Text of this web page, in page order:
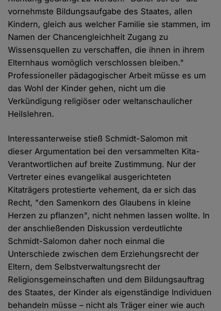
vornehmste Bildungsaufgabe des Staates, allen
Kindern, gleich aus welcher Familie sie stammen, im
Namen der Chancengleichheit Zugang zu
Wissensquellen zu verschaffen, die ihnen in ihrem
Elternhaus womöglich verschlossen bleiben."
Professioneller pädagogischer Arbeit müsse es um
das Wohl der Kinder gehen, nicht um die
Verkündigung religiöser oder weltanschaulicher
Heilslehren.
Interessanterweise stieß Schmidt-Salomon mit
dieser Argumentation bei den versammelten Kita-
Verantwortlichen auf breite Zustimmung. Nur der
Vertreter eines evangelikal ausgerichteten
Kitaträgers protestierte vehement, da er sich das
Recht, "den Samenkorn des Glaubens in kleine
Herzen zu pflanzen", nicht nehmen lassen wollte. In
der anschließenden Diskussion verdeutlichte
Schmidt-Salomon daher noch einmal die
Unterschiede zwischen dem Erziehungsrecht der
Eltern, dem Selbstverwaltungsrecht der
Religionsgemeinschaften und dem Bildungsauftrag
des Staates, der Kinder als eigenständige Individuen
behandeln müsse – nicht als Träger einer wie auch